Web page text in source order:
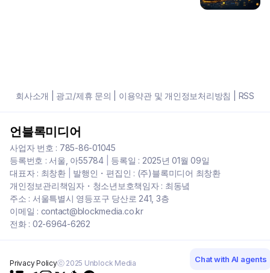
회사소개 광고/제휴 문의 이용약관 및 개인정보처리방침 RSS
언블록미디어
사업자 번호 : 785-86-01045
등록번호 : 서울, 아55784| 등록일 : 2025년 01월 09일
대표자 : 최창환| 발행인・편집인 : (주)블록미디어 최창환
개인정보관리책임자・청소년보호책임자 : 최동녘
주소 : 서울특별시 영등포구 당산로 241, 3층
이메일 : contact@blockmedia.co.kr
전화 : 02-6964-6262
Privacy Policyⓒ 2025 Unblock Media Chat with AI agents